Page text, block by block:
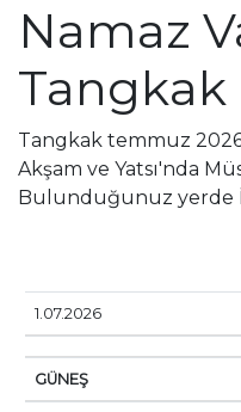
Namaz
Tangkak
Tangkak temmuz
Akşam ve Yatsı'nda
Bulunduğunuz yerde
TARIHI
1.07.2026